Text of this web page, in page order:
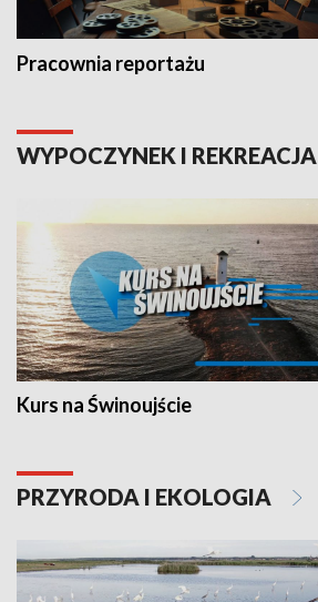
Pracownia reportażu
WYPOCZYNEK I REKREACJA
Kurs na Świnoujście
PRZYRODA I EKOLOGIA